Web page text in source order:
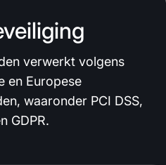
verwerkt volgens
en Europese
waaronder PCI DSS,
GDPR.